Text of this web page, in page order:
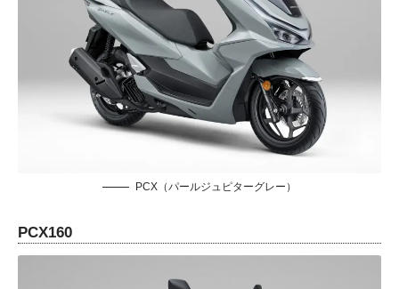
PCX（パールジュピターグレー）
PCX160